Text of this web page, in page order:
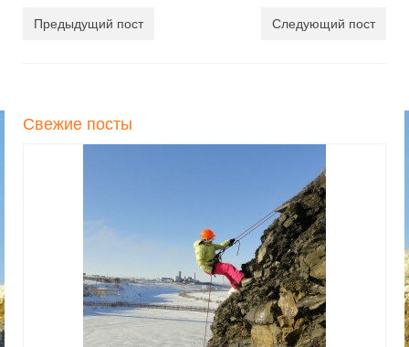
Предыдущий пост Следующий пост
Свежие посты